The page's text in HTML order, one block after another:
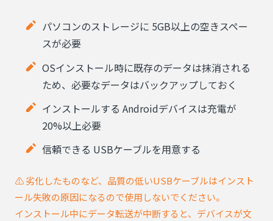
パソコンのストレージに 5GB以上の空きスペー
スが必要
OSインストール時に既存のデータは抹消される
ため、必要なデータはバックアップしておく
インストールする Androidデバイスは充電が
20%以上必要
信頼できる USBケーブルを用意する
⚠️ 劣化したものなど、品質の低いUSBケーブルはインスト
ール失敗の原因になるので使用しないでください。
インストール中にデータ転送が中断すると、デバイスが文